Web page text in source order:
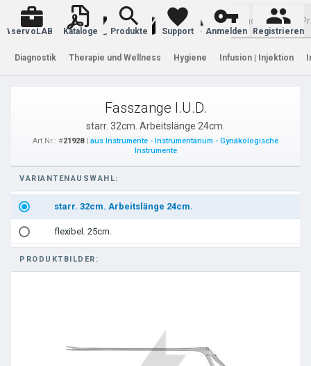
Warenkorb
servoLAB Kataloge Produkte Support Anmelden Registrieren
Diagnostik Therapie und Wellness Hygiene Infusion | Injektion
Fasszange I.U.D.
starr. 32cm. Arbeitslänge 24cm.
Art.Nr.: #21928| aus Instrumente - Instrumentarium - Gynäkologische
Instrumente
VARIANTENAUSWAHL:
starr. 32cm. Arbeitslänge 24cm.
flexibel. 25cm.
PRODUKTBILDER: